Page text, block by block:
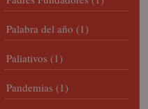
Palabra del año (1)
Paliativos (1)
Pandemias (1)